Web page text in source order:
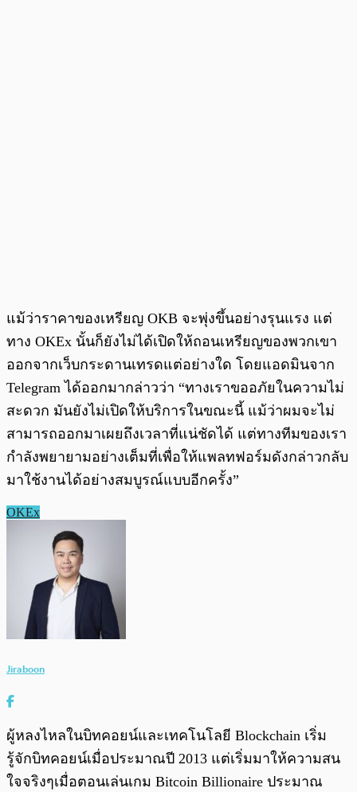
แม้ว่าราคาของเหรียญ OKB จะพุ่งขึ้นอย่างรุนแรง แต่
ทาง OKEx นั้นก็ยังไม่ได้เปิดให้ถอนเหรียญของพวกเขา
ออกจากเว็บกระดานเทรดแต่อย่างใด โดยแอดมินจาก
Telegram ได้ออกมากล่าวว่า “ทางเราขออภัยในความไม่
สะดวก มันยังไม่เปิดให้บริการในขณะนี้ แม้ว่าผมจะไม่
สามารถออกมาเผยถึงเวลาที่แน่ชัดได้ แต่ทางทีมของเรา
กำลังพยายามอย่างเต็มที่เพื่อให้แพลทฟอร์มดังกล่าวกลับ
มาใช้งานได้อย่างสมบูรณ์แบบอีกครั้ง”
OKEx
Jiraboon
ผู้หลงไหลในบิทคอยน์และเทคโนโลยี Blockchain เริ่ม
รู้จักบิทคอยน์เมื่อประมาณปี 2013 แต่เริ่มมาให้ความสน
ใจจริงๆเมื่อตอนเล่นเกม Bitcoin Billionaire ประมาณ